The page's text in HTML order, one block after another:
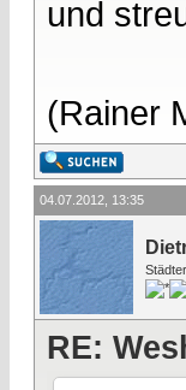
und
(Rainer
04.07.2012, 13:35
Städter
RE: